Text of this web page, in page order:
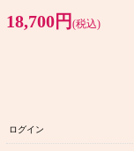
18,700円 (税込)
ログイン